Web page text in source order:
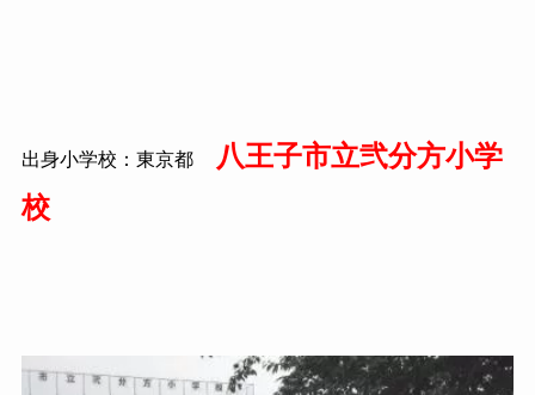
出身小学校：東京都
八王子市立弐分方小学
校